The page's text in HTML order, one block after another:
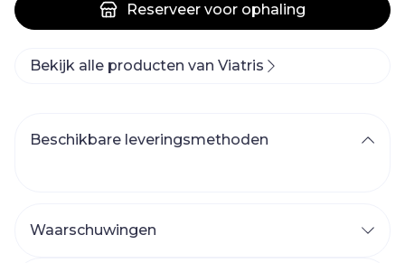
Reserveer voor ophaling
Bekijk alle producten van Viatris
Beschikbare leveringsmethoden
Waarschuwingen